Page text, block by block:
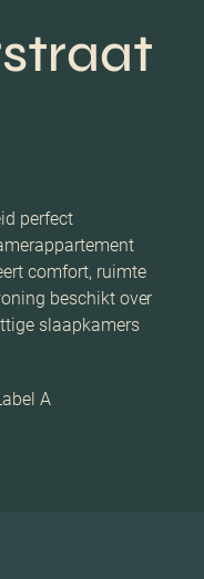
perfect
comfort, ruimte
beschikt over
slaapkamers
A